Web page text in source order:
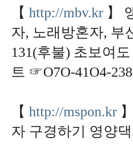
【 http://mbv.kr 】
자, 노래방혼자, 부
131(후불) 초보여
트 ☞O7O-41O4-
【 http://mspon.kr
자 구경하기 영양